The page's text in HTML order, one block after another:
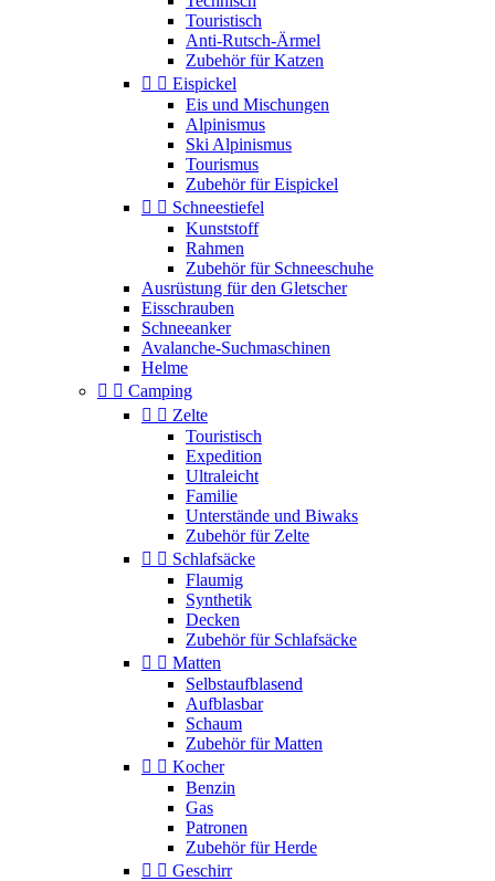
Touristisch
Anti-Rutsch-Ärmel
Zubehör für Katzen
  Eispickel
Eis und Mischungen
Alpinismus
Ski Alpinismus
Tourismus
Zubehör für Eispickel
  Schneestiefel
Kunststoff
Rahmen
Zubehör für Schneeschuhe
Ausrüstung für den Gletscher
Eisschrauben
Schneeanker
Avalanche-Suchmaschinen
Helme
  Camping
  Zelte
Touristisch
Expedition
Ultraleicht
Familie
Unterstände und Biwaks
Zubehör für Zelte
  Schlafsäcke
Flaumig
Synthetik
Decken
Zubehör für Schlafsäcke
  Matten
Selbstaufblasend
Aufblasbar
Schaum
Zubehör für Matten
  Kocher
Benzin
Gas
Patronen
Zubehör für Herde
  Geschirr